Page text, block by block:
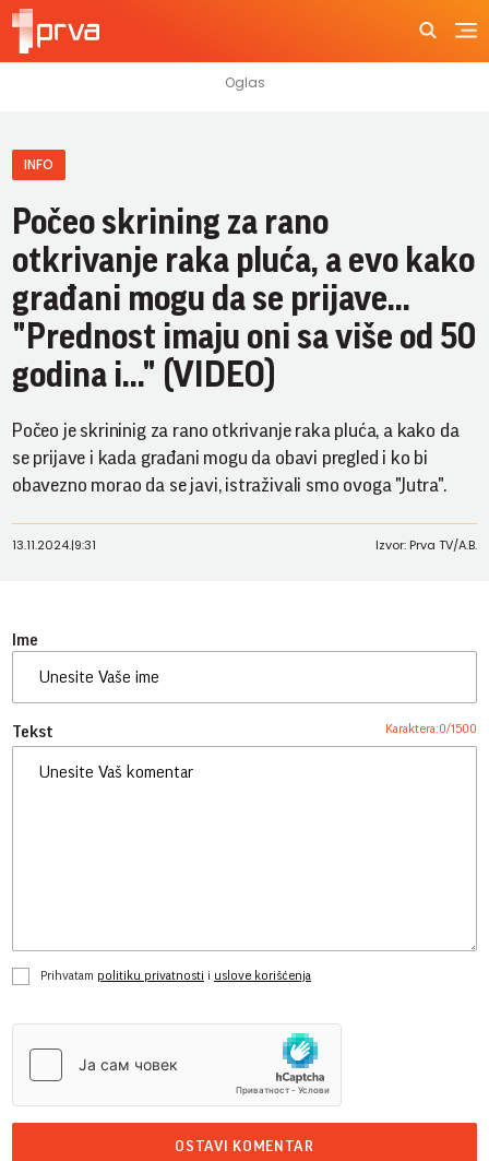
INFO
Počeo skrining za rano
otkrivanje raka pluća, a evo kako
građani mogu da se prijave...
"Prednost imaju oni sa više od 50
godina i..." (VIDEO)
Počeo je skrininig za rano otkrivanje raka pluća, a kako da
se prijave i kada građani mogu da obavi pregled i ko bi
obavezno morao da se javi, istraživali smo ovoga "Jutra".
13.11.2024.|9:31 Izvor: Prva TV/A.B.
Ime
Tekst Karaktera:0/1500
Prihvatam politiku privatnosti i uslove korišćenja
OSTAVI KOMENTAR